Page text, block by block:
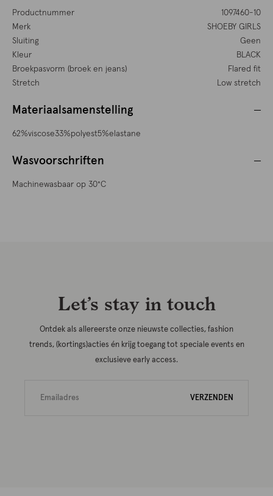
Productnummer
1097460-10
Merk
SHOEBY GIRLS
Sluiting
Geen
Kleur
BLACK
Broekpasvorm (broek en jeans)
Flared fit
Stretch
Low stretch
Materiaalsamenstelling
62%viscose33%polyest5%elastane
Wasvoorschriften
Machinewasbaar op 30°C
Let’s stay in touch
Ontdek als allereerste onze nieuwste collecties, fashion
trends, (kortings)acties én krijg toegang tot speciale events en
exclusieve early access.
VERZENDEN